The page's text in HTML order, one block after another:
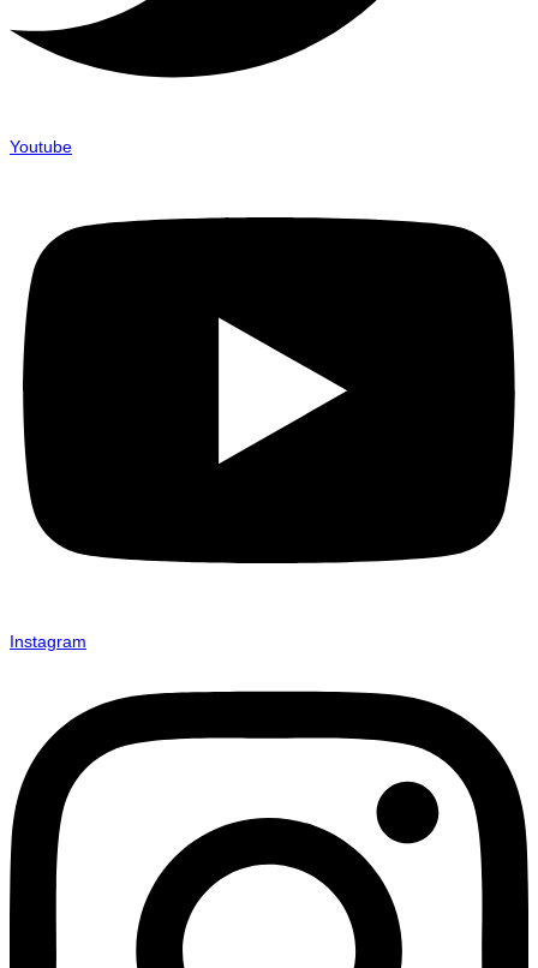
Youtube
Instagram